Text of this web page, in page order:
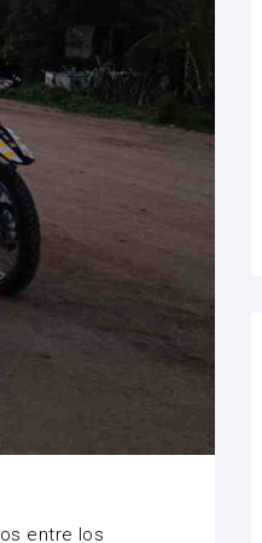
entre los